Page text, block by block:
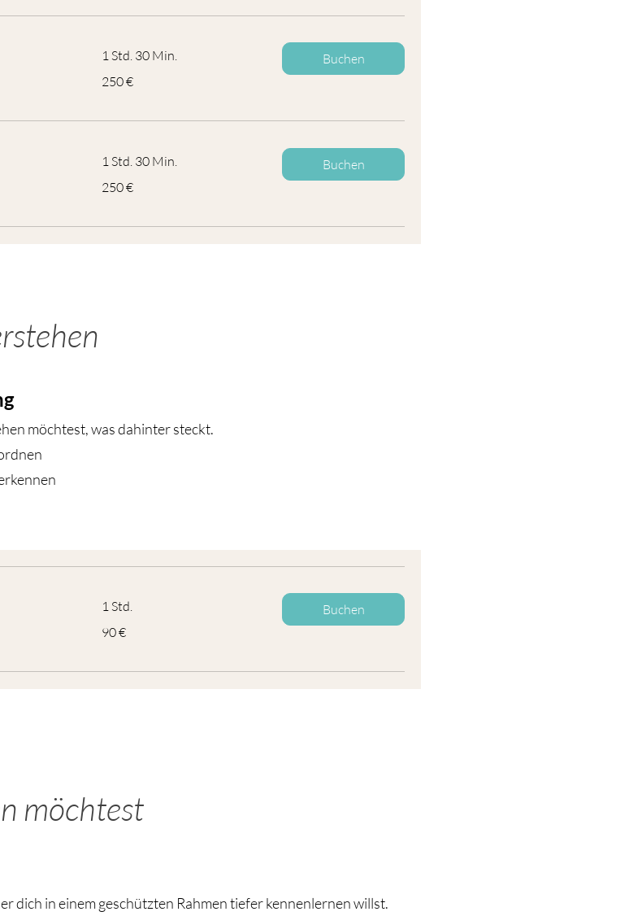
1 Std. 30 Min.
Euro
250 €
Buchen
1 Std. 30 Min.
Euro
250 €
Buchen
möchtest, was dahinter steckt.
1 Std.
Euro
90 €
Buchen
möchtest
dich in einem geschützten Rahmen tiefer kennenlernen willst.